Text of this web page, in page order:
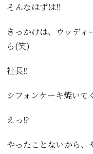
そんなはずは‼️
きっかけは、ウッデ
ら(笑)
社長‼️
シフォンケーキ焼いて
えっ⁉️
やったことないから、